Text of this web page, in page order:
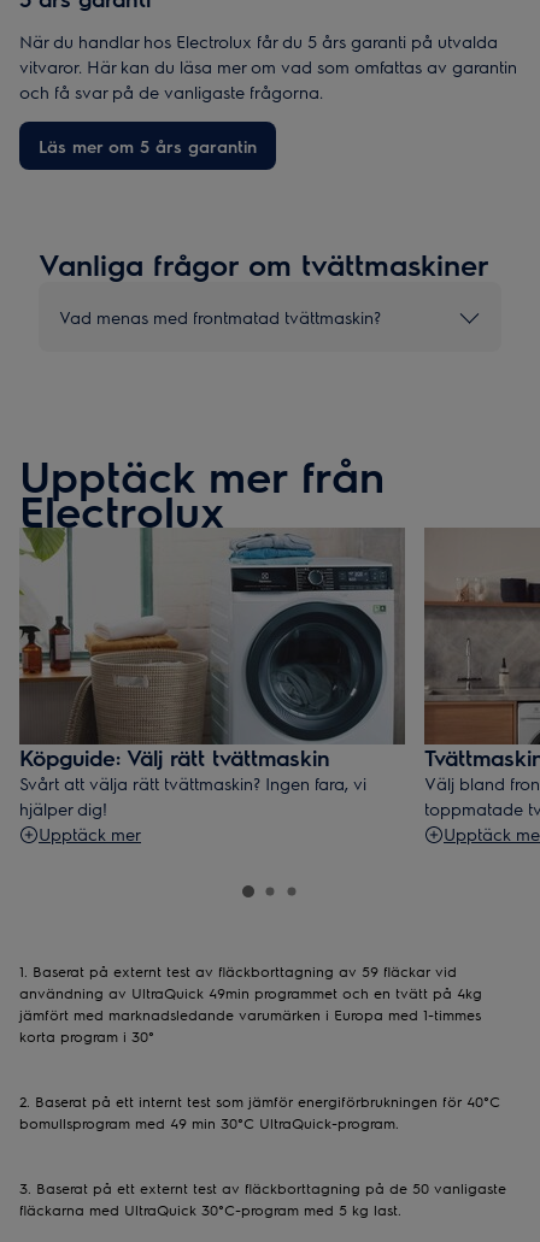
När du handlar hos Electrolux får du 5 års garanti på utvalda
vitvaror. Här kan du läsa mer om vad som omfattas av garantin
och få svar på de vanligaste frågorna.
Läs mer om 5 års garantin
Vanliga frågor om tvättmaskiner
Vad menas med frontmatad tvättmaskin?
Upptäck mer från
Electrolux
Köpguide: Välj rätt tvättmaskin
Svårt att välja rätt tvättmaskin? Ingen fara, vi
hjälper dig!
Upptäck mer
Välj bland
toppmatade
Upptäck
1. Baserat på externt test av fläckborttagning av 59 fläckar vid
användning av UltraQuick 49min programmet och en tvätt på 4kg
jämfört med marknadsledande varumärken i Europa med 1-timmes
korta program i 30°
2. Baserat på ett internt test som jämför energiförbrukningen för 40°C
bomullsprogram med 49 min 30°C UltraQuick-program.
3. Baserat på ett externt test av fläckborttagning på de 50 vanligaste
fläckarna med UltraQuick 30°C-program med 5 kg last.